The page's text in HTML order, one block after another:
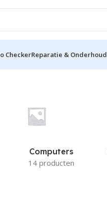
CheckerReparatie & Onderhoud
Computers
14 producten